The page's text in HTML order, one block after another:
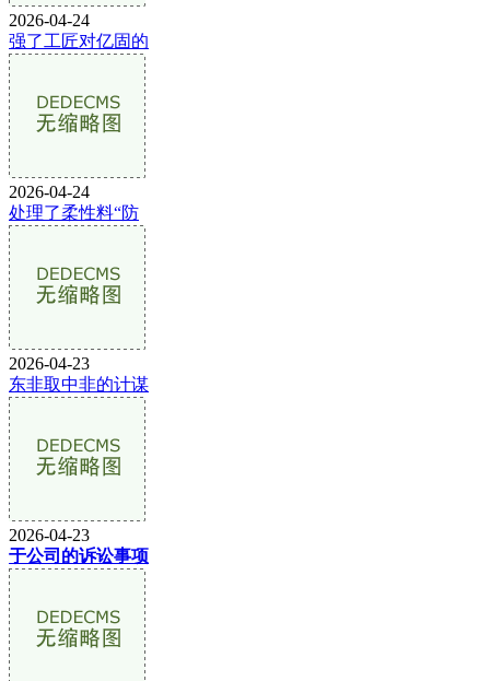
2026-04-24
强了工匠对亿固的
2026-04-24
处理了柔性料“防
2026-04-23
东非取中非的计谋
2026-04-23
于公司的诉讼事项